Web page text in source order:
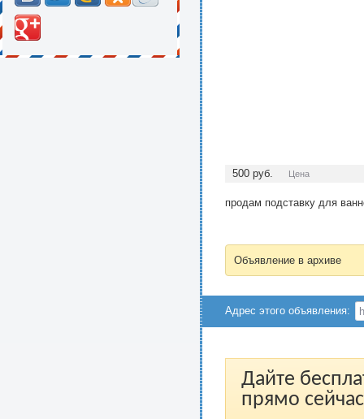
500 руб. Цена
продам подставку для
Объявление в архиве
Адрес этого объявления:
Дайте
прямо